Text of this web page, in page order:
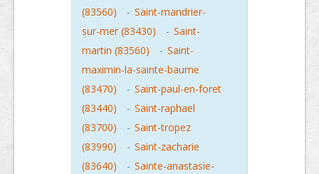
(83560)
- Saint-mandrier-
sur-mer (83430)
- Saint-
martin (83560)
- Saint-
maximin-la-sainte-baume
(83470)
- Saint-paul-en-foret
(83440)
- Saint-raphael
(83700)
- Saint-tropez
(83990)
- Saint-zacharie
(83640)
- Sainte-anastasie-